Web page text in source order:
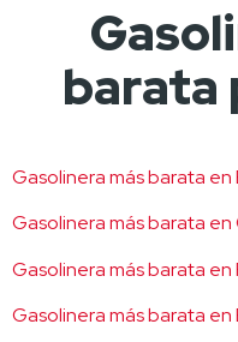
barata
Gasolinera más barata en
Gasolinera más barata en
Gasolinera más barata en
Gasolinera más barata en